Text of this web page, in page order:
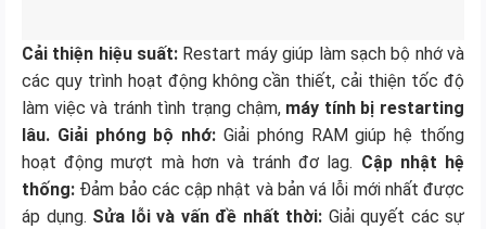
Cải thiện hiệu suất: Restart máy giúp làm sạch bộ nhớ và
các quy trình hoạt động không cần thiết, cải thiện tốc độ
làm việc và tránh tình trạng chậm, máy tính bị restarting
lâu. Giải phóng bộ nhớ: Giải phóng RAM giúp hệ thống
hoạt động mượt mà hơn và tránh đơ lag. Cập nhật hệ
thống: Đảm bảo các cập nhật và bản vá lỗi mới nhất được
áp dụng. Sửa lỗi và vấn đề nhất thời: Giải quyết các sự